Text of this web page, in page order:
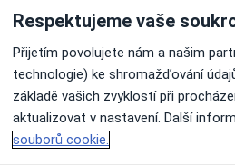
Klinika LLC, Plastická chirurgie a laserové léčebně centrum
Štrympl
·Více
názorů
Respektujeme vaše
Přijetím povolujete nám a našim
technologie) ke shromažďování
základě vašich zvyklostí při
aktualizovat v nastavení. Další
souborů cookie.